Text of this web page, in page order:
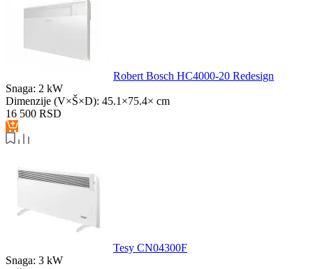
Robert Bosch HC4000-20 Redesign
Snaga: 2 kW
Dimenzije (V×Š×D): 45.1×75.4× cm
16 500 RSD
Tesy CN04300F
Snaga: 3 kW